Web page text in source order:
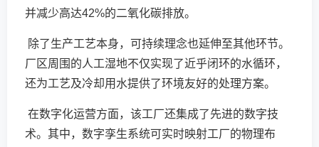
并减少高达42%的二氧化碳排放。
除了生产工艺本身，可持续理念也延伸至其他环节。
厂区周围的人工湿地不仅实现了近乎闭环的水循环，
还为工艺及冷却用水提供了环境友好的处理方案。
在数字化运营方面，该工厂还集成了先进的数字技
术。其中，数字孪生系统可实时映射工厂的物理布